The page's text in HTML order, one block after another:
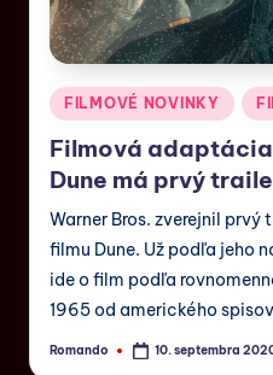
FILMOVÉ NOVINKY
Filmová
Dune má prvý
Warner Bros. zverejnil
filmu Dune. Už podľa jeho
ide o film podľa
1965 od amerického
Romando 10. septembra